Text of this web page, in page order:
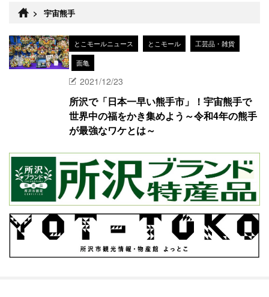
> 宇宙熊手
とこモールニュース とこモール
工芸品・雑貨
面亀
2021/12/23
所沢で「日本一早い熊手市」！宇宙熊手で
世界中の福をかき集めよう～令和4年の熊手
が最強なワケとは～